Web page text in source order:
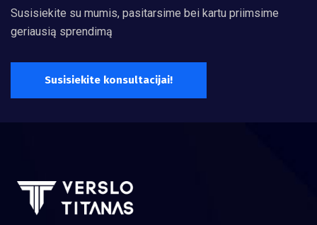
Susisiekite su mumis, pasitarsime bei kartu priimsime
geriausią sprendimą
Susisiekite konsultacijai!